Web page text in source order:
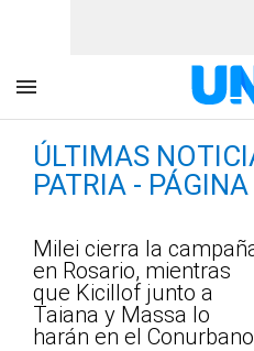
ÚLTIMAS
PATRIA - PÁGINA
Milei cierra la
en Rosario, mientras
que Kicillof junto a
Taiana y Massa lo
harán en el Conurbano